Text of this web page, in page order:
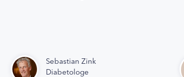
Sebastian Zink
Diabetologe